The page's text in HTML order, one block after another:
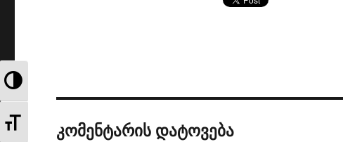
TOGGLE HIGH CONTRAST
TOGGLE FONT SIZE
კომენტარის დატოვება